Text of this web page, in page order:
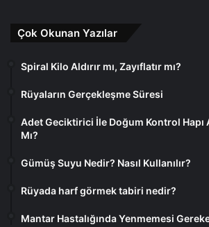
Çok Okunan Yazılar
Spiral Kilo Aldırır mı, Zayıflatır mı?
Rüyaların Gerçekleşme Süresi
Adet Geciktirici İle Doğum Kontrol Hapı
Mı?
Gümüş Suyu Nedir? Nasıl Kullanılır?
Rüyada harf görmek tabiri nedir?
Mantar Hastalığında Yenmemesi